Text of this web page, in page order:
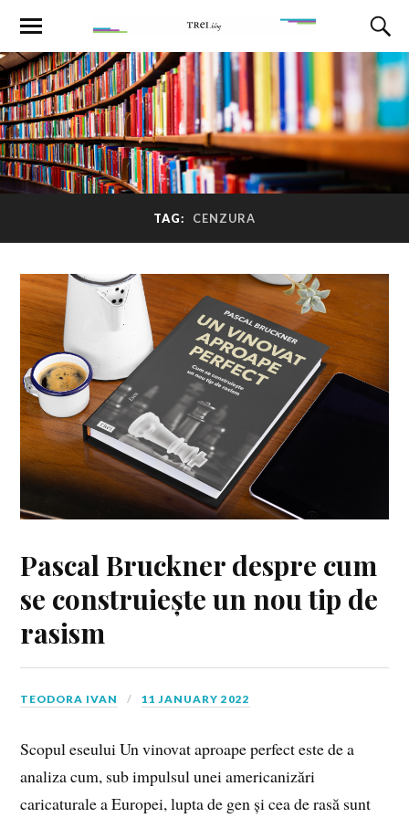
TAG: CENZURA
Pascal Bruckner despre cum
se construiește un nou tip de
rasism
TEODORA IVAN 11 JANUARY 2022
Scopul eseului Un vinovat aproape perfect este de a
analiza cum, sub impulsul unei americanizări
caricaturale a Europei, lupta de gen și cea de rasă sunt